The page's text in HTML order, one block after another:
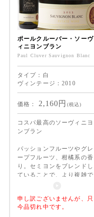
ポールクルーバー・ソーヴ
ィニヨンブラン
Paul Cluver Sauvignon Blanc
タイプ：白
ヴィンテージ：2010
価格： 2,160 円 (税込)
コスパ最高のソーヴィニヨ
ンブラン
パッションフルーツやグレ
ープフルーツ、柑橘系の香
り。セミヨンをブレンドし
ていることで、より複雑で
い香りに魅了される人続
出。
申し訳ございませんが、只
今品切れ中です。